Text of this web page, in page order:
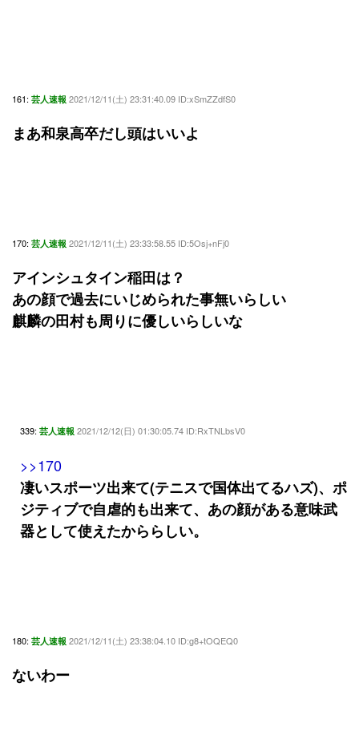
161: 芸人速報 2021/12/11(土) 23:31:40.09 ID:xSmZZdfS0
まあ和泉高卒だし頭はいいよ
170: 芸人速報 2021/12/11(土) 23:33:58.55 ID:5Osj+nFj0
アインシュタイン稲田は？
あの顔で過去にいじめられた事無いらしい
麒麟の田村も周りに優しいらしいな
339: 芸人速報 2021/12/12(日) 01:30:05.74 ID:RxTNLbsV0
>>170
凄いスポーツ出来て(テニスで国体出てるハズ)、ポ
ジティブで自虐的も出来て、あの顔がある意味武
器として使えたかららしい。
180: 芸人速報 2021/12/11(土) 23:38:04.10 ID:g8+tOQEQ0
ないわー